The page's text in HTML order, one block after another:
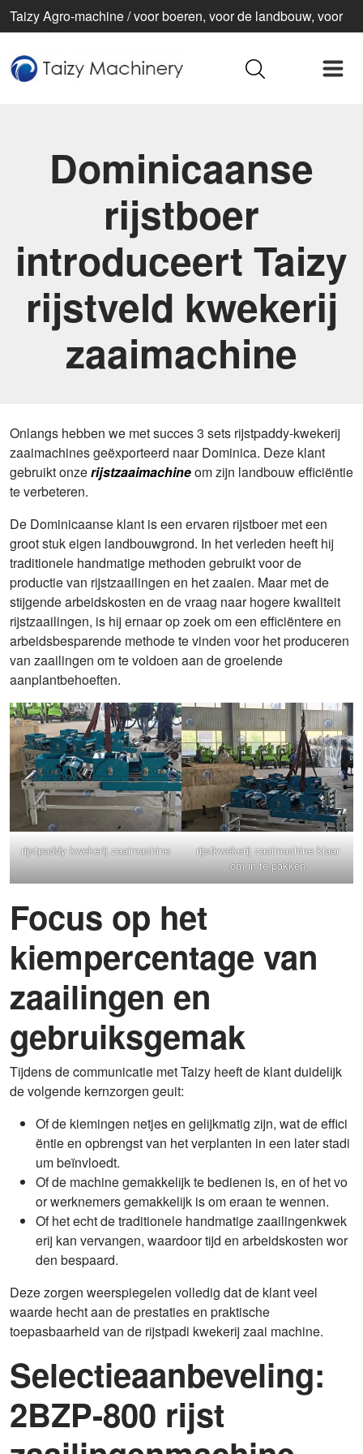
Taizy Agro-machine / voor boeren, voor de landbouw, voor
Dominicaanse
rijstboer
introduceert Taizy
rijstveld kwekerij
zaaimachine
Onlangs hebben we met succes 3 sets rijstpaddy-kwekerij
zaaimachines geëxporteerd naar Dominica. Deze klant
gebruikt onzerijstzaaimachineom zijn landbouw efficiëntie
te verbeteren.
De Dominicaanse klant is een ervaren rijstboer met een
groot stuk eigen landbouwgrond. In het verleden heeft hij
traditionele handmatige methoden gebruikt voor de
productie van rijstzaailingen en het zaaien. Maar met de
stijgende arbeidskosten en de vraag naar hogere kwaliteit
rijstzaailingen, is hij ernaar op zoek om een efficiëntere en
arbeidsbesparende methode te vinden voor het produceren
van zaailingen om te voldoen aan de groeiende
aanplantbehoeften.
rijstpaddy kwekerij zaaimachine
rijstkwekerij zaaimachine klaar
om in te pakken
Focus op het
kiempercentage van
zaailingen en
gebruiksgemak
Tijdens de communicatie met Taizy heeft de klant duidelijk
de volgende kernzorgen geuit:
Of de kiemingen netjes en gelijkmatig zijn, wat de effici
ëntie en opbrengst van het verplanten in een later stadi
um beïnvloedt.
Of de machine gemakkelijk te bedienen is, en of het vo
or werknemers gemakkelijk is om eraan te wennen.
Of het echt de traditionele handmatige zaailingenkwek
erij kan vervangen, waardoor tijd en arbeidskosten wor
den bespaard.
Deze zorgen weerspiegelen volledig dat de klant veel
waarde hecht aan de prestaties en praktische
toepasbaarheid van de rijstpadi kwekerij zaai machine.
Selectieaanbeveling:
2BZP-800 rijst